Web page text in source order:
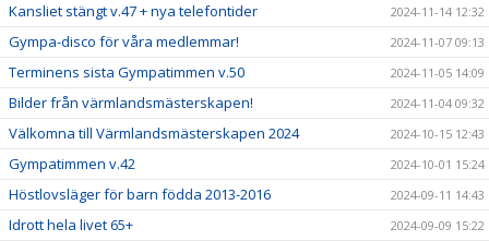
Kansliet stängt v.47 + nya telefontider 2024-11-14 12:32
Gympa-disco för våra medlemmar! 2024-11-07 09:13
Terminens sista Gympatimmen v.50 2024-11-05 14:09
Bilder från värmlandsmästerskapen! 2024-11-04 09:32
Välkomna till Värmlandsmästerskapen 2024 2024-10-15 12:43
Gympatimmen v.42 2024-10-01 15:24
Höstlovsläger för barn födda 2013-2016 2024-09-11 14:43
Idrott hela livet 65+ 2024-09-09 15:22